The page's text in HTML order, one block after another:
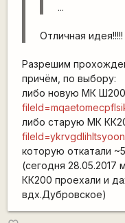
...
Отличная
Разрешим
причём, по выбору:
либо новую МК Ш200
либо старую МК
fileId=ykrvgdlihltsyoon
которую откатали
(сегодня 28.05.2017
КК200 проехали и
вдх.Дубровское)